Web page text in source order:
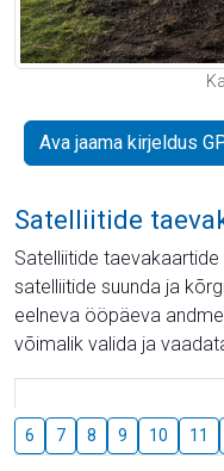
Ava jaama kirjeldus
Satelliitide
Satelliitide
satelliitide suunda ja
eelneva ööpäeva
võimalik valida ja
6 7 8 9 10 11